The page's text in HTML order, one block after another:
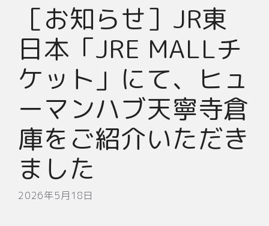
［お知らせ］JR東
日本「JRE MALLチ
ケット」にて、ヒュ
ーマンハブ天寧寺倉
庫をご紹介いただき
ました
2026年5月18日